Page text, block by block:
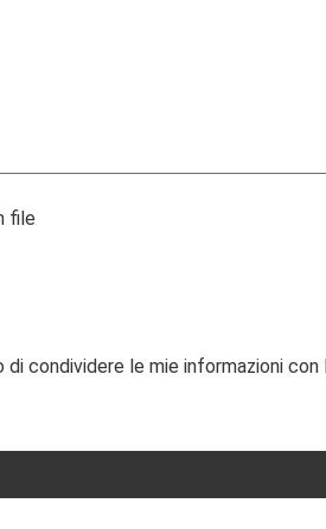
file
condividere le mie informazioni